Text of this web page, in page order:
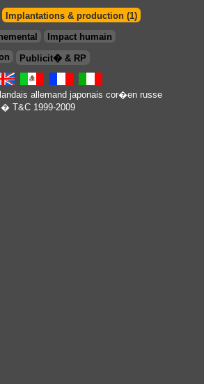
Implantations & production (1)
Impact humain
Publicit� & RP
allemand japonais cor�en russe
� T&C 1999-2009